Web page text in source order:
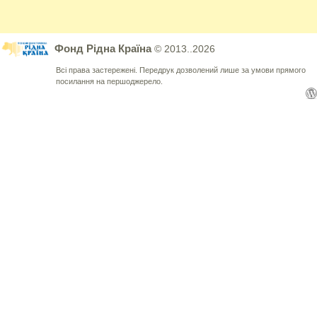
Фонд Рідна Країна© 2013..2026
Всі права застережені. Передрук дозволений лише за умови прямого
посилання на першоджерело.